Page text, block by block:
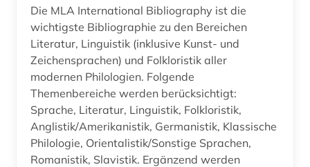
Die MLA International Bibliography ist die
wichtigste Bibliographie zu den Bereichen
Literatur, Linguistik (inklusive Kunst- und
Zeichensprachen) und Folkloristik aller
modernen Philologien. Folgende
Themenbereiche werden berücksichtigt:
Sprache, Literatur, Linguistik, Folkloristik,
Anglistik/Amerikanistik, Germanistik, Klassische
Philologie, Orientalistik/Sonstige Sprachen,
Romanistik, Slavistik. Ergänzend werden